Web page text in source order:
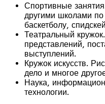
Спортивные
другими школами по
баскетболу,
Театральный
представлений,
выступлений.
Кружок искусств.
дело и многое
Наука,
технологии.